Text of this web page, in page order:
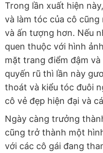
Trong lần xuất hiện
và làm tóc của cô
và ấn tượng hơn. Nếu
quen thuộc với hình
mặt trang điểm đậm
quyến rũ thì lần này
thoát và kiểu tóc đuôi
cô vẻ đẹp hiện đại và
Ngày càng trưởng
cũng trở thành một
với các cô gái đang